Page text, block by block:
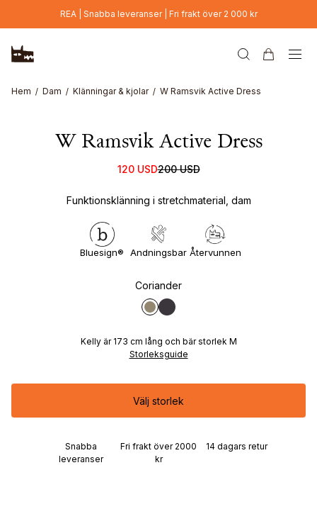
Hoppa till huvudinnehållREA | Snabba leveranser | Fri frakt över 2 000 kr
Hem Dam Klänningar & kjolar W Ramsvik Active Dress
W Ramsvik Active Dress
120 USD200 USD
Funktionsklänning i stretchmaterial, dam
Bluesign® Andningsbar Återvunnen
Coriander
Kelly är 173 cm lång och bär storlek M
Storleksguide
Välj storlek
Snabba
leveranser
Fri frakt över 2000
kr
14 dagars retur